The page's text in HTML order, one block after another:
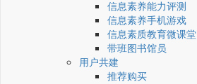
信息素养能力评测
信息素养手机游戏
信息素质教育微课堂
带班图书馆员
用户共建
推荐购买